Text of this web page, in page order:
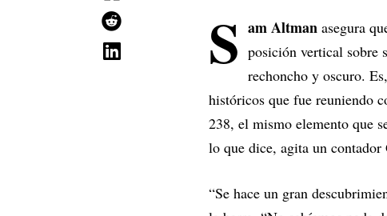
S am Altman asegura
posición vertical sobre
rechoncho y oscuro.
históricos que fue reuniendo
238, el mismo elemento que
lo que dice, agita un
“Se hace un gran